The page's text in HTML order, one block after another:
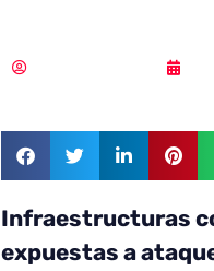
Infraestructuras
expuestas a